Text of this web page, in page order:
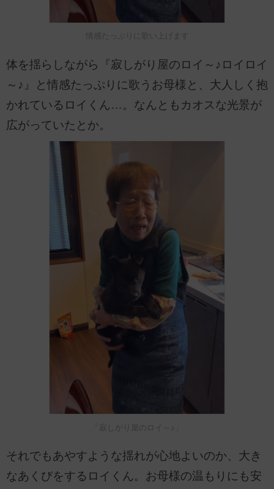
情感たっぷりに歌い上げます
体を揺らしながら『寂しがり屋のロイ～♪ロイロイ
～♪』と情感たっぷりに歌うお母様と、大人しく抱
かれているロイくん…。なんともカオスな光景が
広がっていたとか。
「寂しがり屋のロイ～♪」
それでもあやすような揺れが心地よいのか、大き
なあくびをするロイくん。お母様の温もりにも安